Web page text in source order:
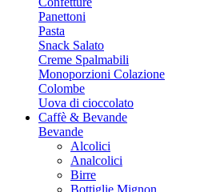
Panettoni
Pasta
Snack Salato
Creme Spalmabili
Monoporzioni Colazione
Colombe
Uova di cioccolato
Caffè & Bevande
Bevande
Alcolici
Analcolici
Birre
Bottiglie Mignon